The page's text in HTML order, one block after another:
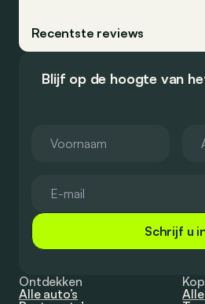
Recentste reviews
Blijf op de hoogte van
Schrijf u
Ontdekken
Alle auto’s
Alle